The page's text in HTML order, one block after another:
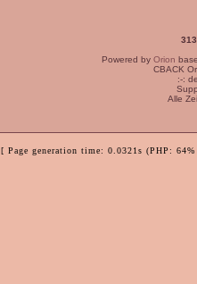
Powered by Orion
CBACK
:-:
Alle
[ Page generation time: 0.0321s (PHP: